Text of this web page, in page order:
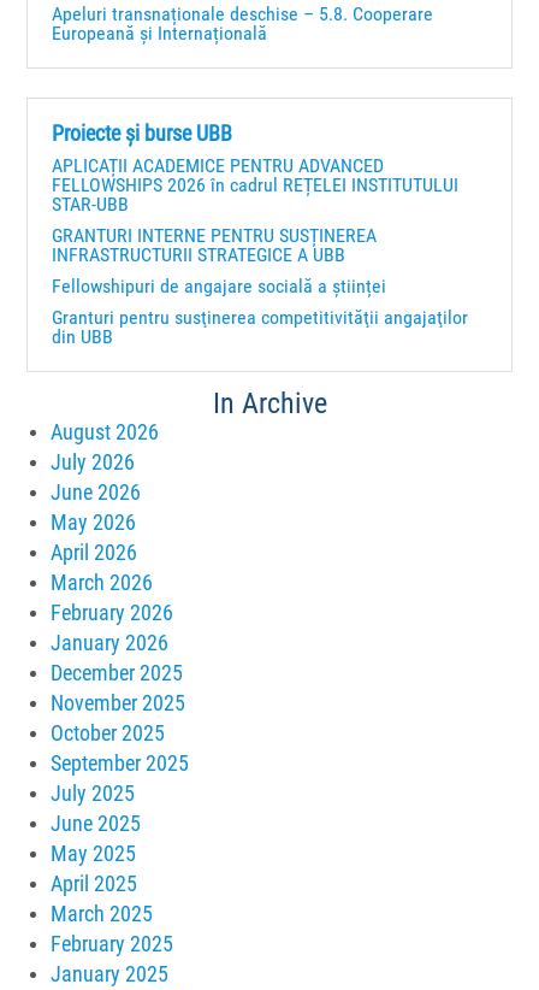
Apeluri transnaționale deschise – 5.8. Cooperare
Europeană și Internațională
Proiecte și burse UBB
APLICAȚII ACADEMICE PENTRU ADVANCED
FELLOWSHIPS 2026 în cadrul REȚELEI INSTITUTULUI
STAR-UBB
GRANTURI INTERNE PENTRU SUSȚINEREA
INFRASTRUCTURII STRATEGICE A UBB
Fellowshipuri de angajare socială a științei
Granturi pentru susţinerea competitivităţii angajaţilor
din UBB
In Archive
August 2026
July 2026
June 2026
May 2026
April 2026
March 2026
February 2026
January 2026
December 2025
November 2025
October 2025
September 2025
July 2025
June 2025
May 2025
April 2025
March 2025
February 2025
January 2025